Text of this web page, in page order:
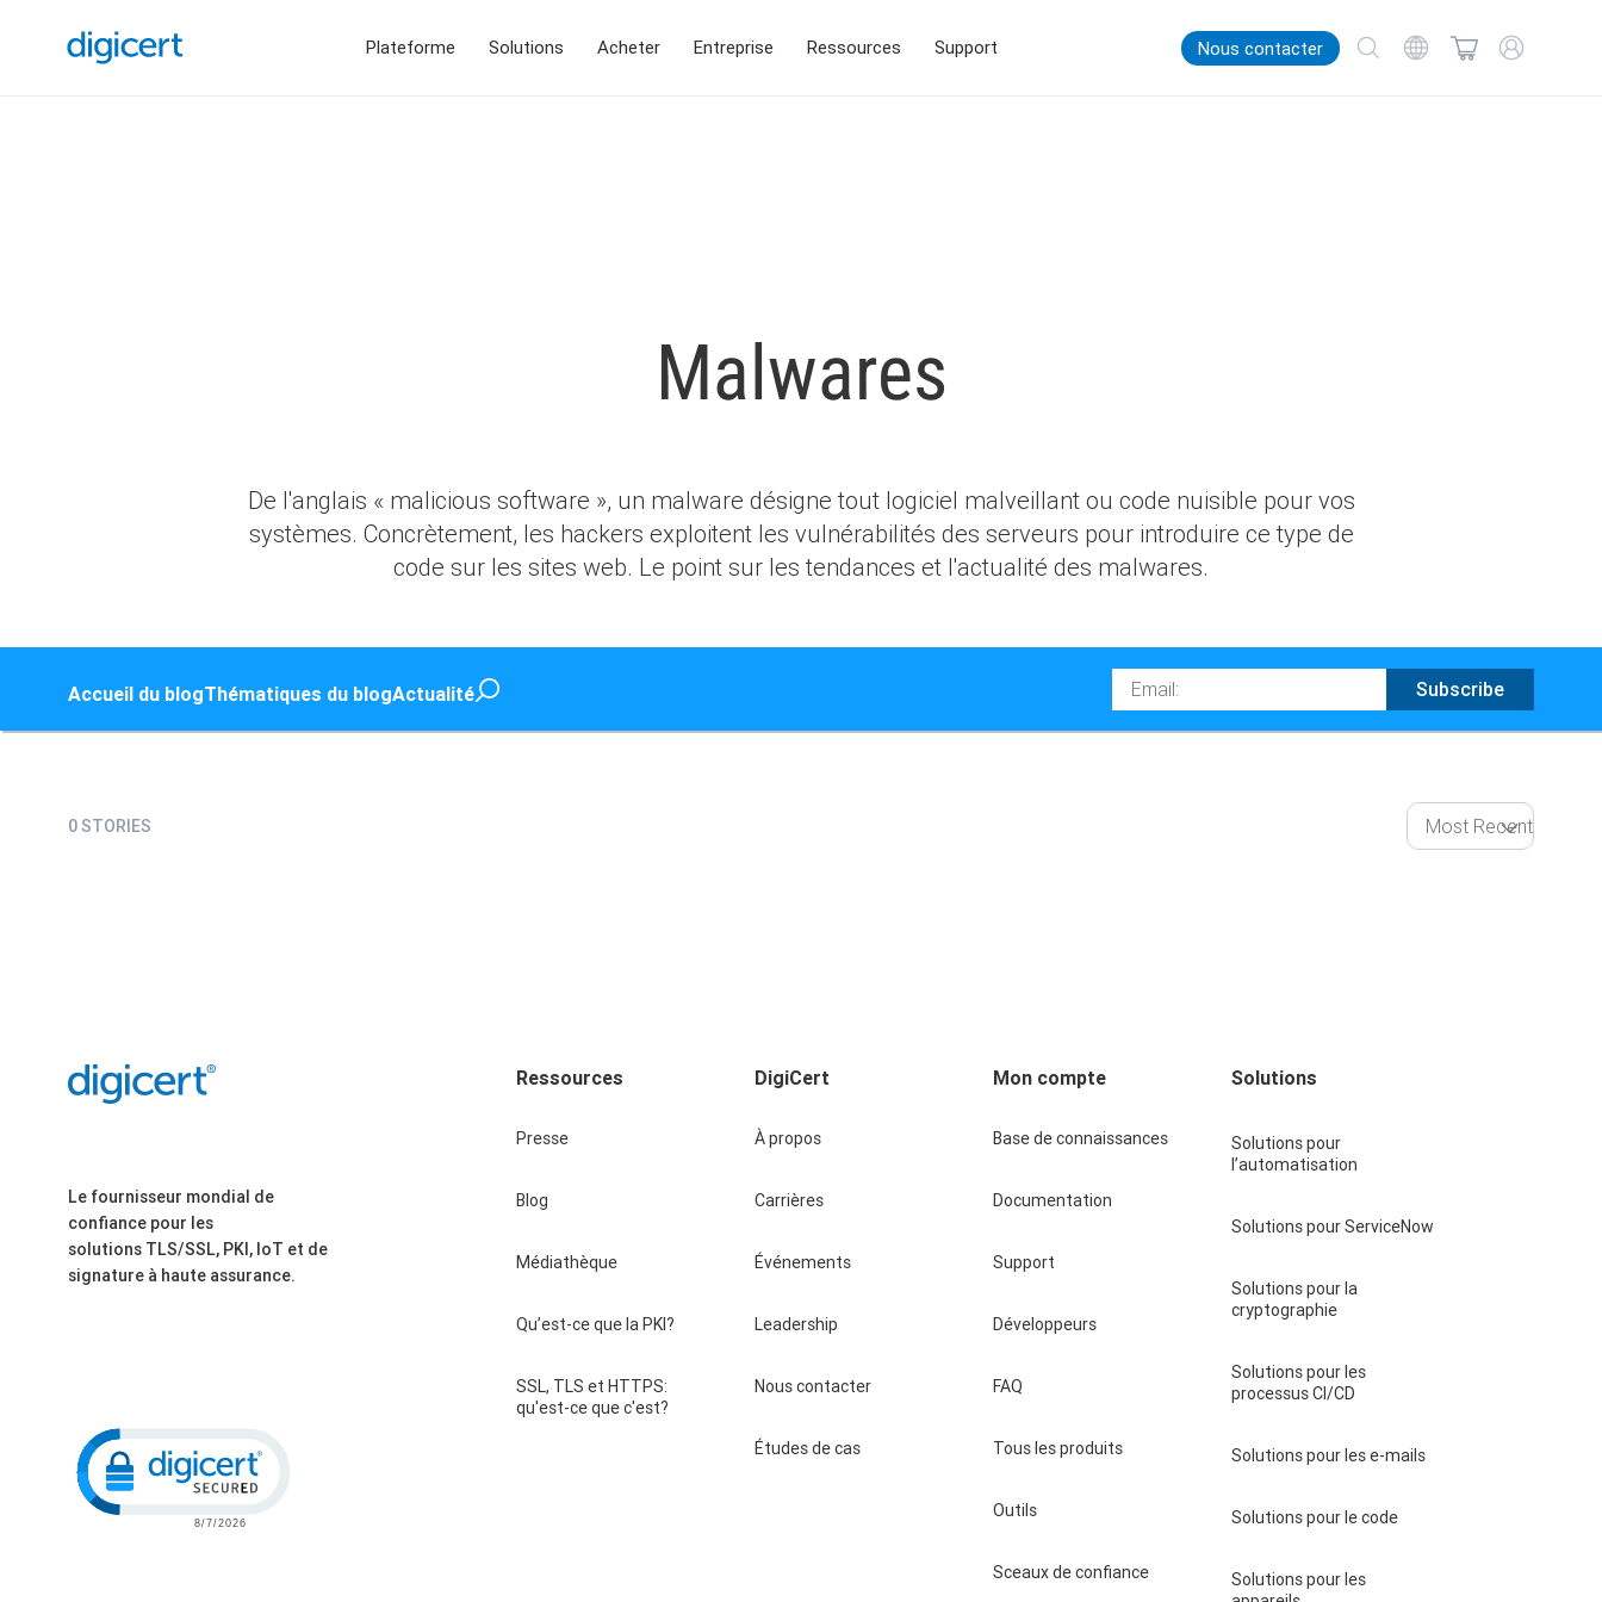
Plateforme Solutions Acheter Entreprise Ressources Support Nous contacter
Malwares
De l'anglais « malicious software », un malware désigne tout logiciel malveillant ou code nuisible pour vos
systèmes. Concrètement, les hackers exploitent les vulnérabilités des serveurs pour introduire ce type de
code sur les sites web. Le point sur les tendances et l'actualité des malwares.
Accueil du blogThématiques du blogActualité Email Subscribe
0 STORIES
Le fournisseur mondial de
confiance pour les
solutions TLS/SSL, PKI, IoT et de
signature à haute assurance.
Ressources
Presse
Blog
Médiathèque
Qu’est-ce que la PKI?
SSL, TLS et HTTPS:
qu'est-ce que c'est?
DigiCert
À propos
Carrières
Événements
Leadership
Nous contacter
Études de cas
Mon compte
Base de connaissances
Documentation
Support
Développeurs
FAQ
Tous les produits
Outils
Sceaux de confiance
Solutions
Solutions pour
l’automatisation
Solutions pour ServiceNow
Solutions pour la
cryptographie
Solutions pour les
processus CI/CD
Solutions pour les e-mails
Solutions pour le code
Solutions pour les